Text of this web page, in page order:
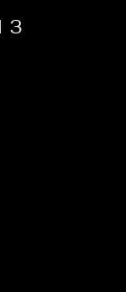
з